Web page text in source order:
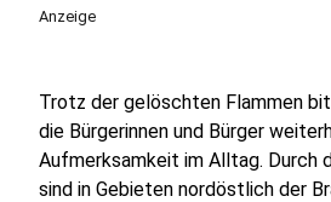
Anzeige
Trotz der gelöschten Flammen
die Bürgerinnen und Bürger
Aufmerksamkeit im Alltag. Durch
sind in Gebieten nordöstlich der